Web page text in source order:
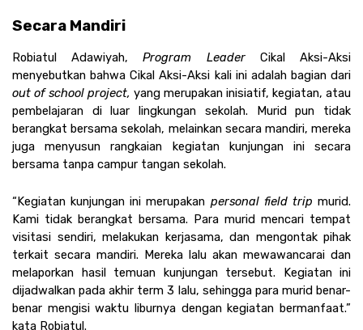
Secara Mandiri
Robiatul Adawiyah, Program Leader Cikal Aksi-Aksi
out of school project, yang merupakan inisiatif, kegiatan, atau
pembelajaran di luar lingkungan sekolah. Murid pun tidak
berangkat bersama sekolah, melainkan secara mandiri, mereka
juga menyusun rangkaian kegiatan kunjungan ini secara
bersama tanpa campur tangan sekolah.
“Kegiatan kunjungan ini merupakan personal field trip murid.
Kami tidak berangkat bersama. Para murid mencari tempat
visitasi sendiri, melakukan kerjasama, dan mengontak pihak
terkait secara mandiri. Mereka lalu akan mewawancarai dan
melaporkan hasil temuan kunjungan tersebut. Kegiatan ini
dijadwalkan pada akhir term 3 lalu, sehingga para murid benar-
benar mengisi waktu liburnya dengan kegiatan bermanfaat.”
kata Robiatul.